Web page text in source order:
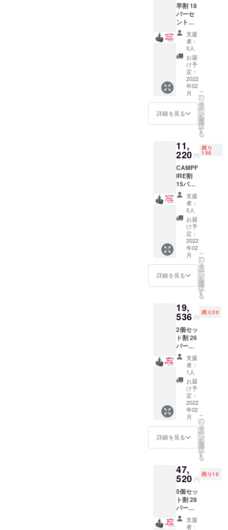
早割 18
パーセ
ントオ
フ 一
般発売
前お届
け
支援
者：
0人
お届
け予
定：
2022
年02
月
詳細を見る
こ
の
リ
タ
ー
ン
を
選
択
す
る
11,
220 円
残り
150
CAMPF
IRE割
15パー
セント
オフ
一般発
売前お
届け
支援
者：
0人
お届
け予
定：
2022
年02
月
詳細を見る
こ
の
リ
タ
ー
ン
を
選
択
す
る
19,
536 円
残り20
2個セッ
ト割 26
パーセ
ントオ
フ 一
般発売
前お届
け ペア
でセッ
ト購入
できる
ように
しまし
た！ ご
実家の
防災
や大切
な人に
プレゼ
ントな
ど 大変
お得な
セット
割で
支援
者：
1人
お届
け予
定：
2022
年02
月
詳細を見る
こ
の
リ
タ
ー
ン
を
選
択
す
る
47,
520 円
残り10
5個セッ
ト割 28
パーセ
ントオ
フ 一
支援
者：